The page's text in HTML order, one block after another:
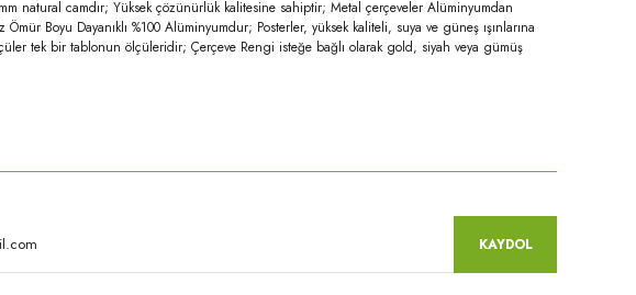
natural camdır; Yüksek çözünürlük kalitesine sahiptir; Metal çerçeveler Alüminyumdan
Boyu Dayanıklı %100 Alüminyumdur; Posterler, yüksek kaliteli, suya ve güneş ışınlarına
tek bir tablonun ölçüleridir; Çerçeve Rengi isteğe bağlı olarak gold, siyah veya gümüş
KAYDOL